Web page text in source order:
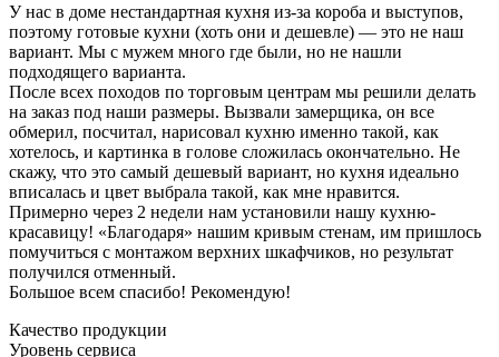
У нас в доме нестандартная кухня из-за короба и выступов,
поэтому готовые кухни (хоть они и дешевле) — это не наш
вариант. Мы с мужем много где были, но не нашли
подходящего варианта.
После всех походов по торговым центрам мы решили делать
на заказ под наши размеры. Вызвали замерщика, он все
обмерил, посчитал, нарисовал кухню именно такой, как
хотелось, и картинка в голове сложилась окончательно. Не
скажу, что это самый дешевый вариант, но кухня идеально
вписалась и цвет выбрала такой, как мне нравится.
Примерно через 2 недели нам установили нашу кухню-
красавицу! «Благодаря» нашим кривым стенам, им пришлось
помучиться с монтажом верхних шкафчиков, но результат
получился отменный.
Большое всем спасибо! Рекомендую!
Качество продукции
Уровень сервиса